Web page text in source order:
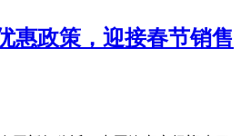
惠政策，迎接春节销售